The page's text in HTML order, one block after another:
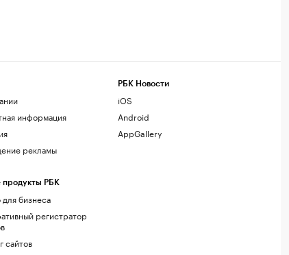
информация
рекламы
продукты РБК
бизнеса
регистратор
сайтов
РБК Новости
iOS
Android
AppGallery